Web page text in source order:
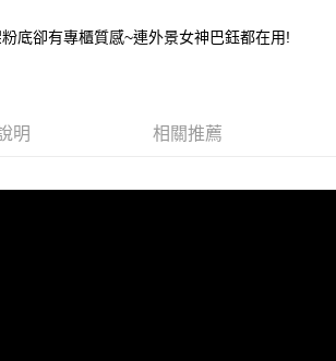
含以上)免運費
含以上)免運費
底卻有專櫃質感~連外景女神巴鈺都在用!
明 相關推薦